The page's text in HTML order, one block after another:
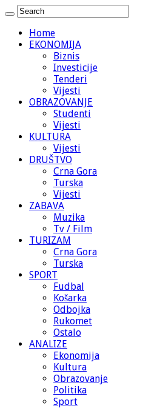
Home
EKONOMIJA
Biznis
Investicije
Tenderi
Vijesti
OBRAZOVANJE
Studenti
Vijesti
KULTURA
Vijesti
DRUŠTVO
Crna Gora
Turska
Vijesti
ZABAVA
Muzika
Tv / Film
TURIZAM
Crna Gora
Turska
SPORT
Fudbal
Košarka
Odbojka
Rukomet
Ostalo
ANALIZE
Ekonomija
Kultura
Obrazovanje
Politika
Sport